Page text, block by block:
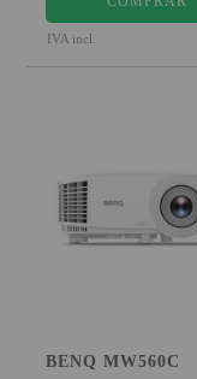
PROYECTOR
MUNDIAL 2026
IVA incl.
BENQ MW560C